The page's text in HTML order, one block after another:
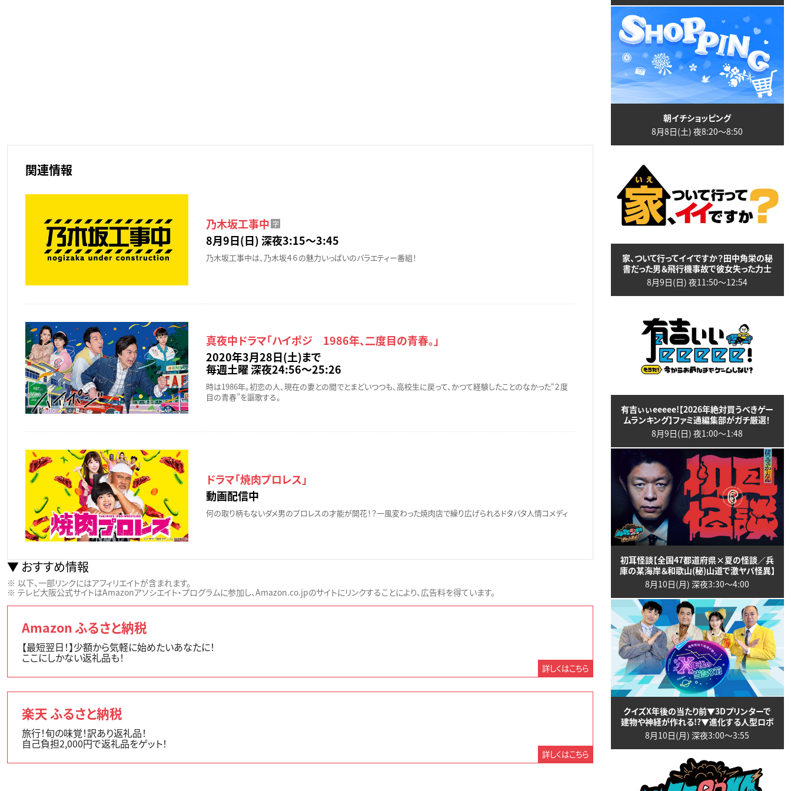
関連情報
乃木坂工事中 字
8月9日(日) 深夜3:15〜3:45
乃木坂工事中は、乃木坂４６の魅力いっぱいのバラエティー番組！
真夜中ドラマ「ハイポジ 1986年、二度目の青春。」
2020年3月28日(土)まで
毎週土曜 深夜24:56～25:26
時は1986年。初恋の人、現在の妻との間でとまどいつつも、高校生に戻って、かつて経験したことのなかった“２度
目の青春”を謳歌する。
ドラマ「焼肉プロレス」
動画配信中
何の取り柄もないダメ男のプロレスの才能が開花！？一風変わった焼肉店で繰り広げられるドタバタ人情コメディ
おすすめ情報
以下、一部リンクにはアフィリエイトが含まれます。
テレビ大阪公式サイトはAmazonアソシエイト・プログラムに参加し、Amazon.co.jpのサイトにリンクすることにより、広告料を得ています。
Amazon ふるさと納税
【最短翌日！】少額から気軽に始めたいあなたに！
ここにしかない返礼品も！
詳しくはこちら
楽天 ふるさと納税
旅行！旬の味覚！訳あり返礼品！
自己負担2,000円で返礼品をゲット！
詳しくはこちら
朝イチショッピング
8月8日(土) 夜8:20〜8:50
家、ついて行ってイイですか？田中角栄の秘
書だった男＆飛行機事故で彼女失った力士
8月9日(日) 夜11:50〜12:54
有吉ぃぃeeeee!【2026年絶対買うべきゲー
ムランキング】ファミ通編集部がガチ厳選！
8月9日(日) 夜1:00〜1:48
初耳怪談【全国47都道府県×夏の怪談／兵
庫の某海岸＆和歌山(秘)山道で激ヤバ怪異】
8月10日(月) 深夜3:30〜4:00
クイズX年後の当たり前▼3Dプリンターで
建物や神経が作れる!?▼進化する人型ロボ
8月10日(月) 深夜3:00〜3:55